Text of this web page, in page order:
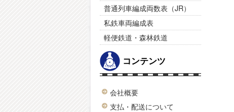
普通列車編成両数表（JR）
私鉄車両編成表
軽便鉄道・森林鉄道
コンテンツ
会社概要
支払・配送について